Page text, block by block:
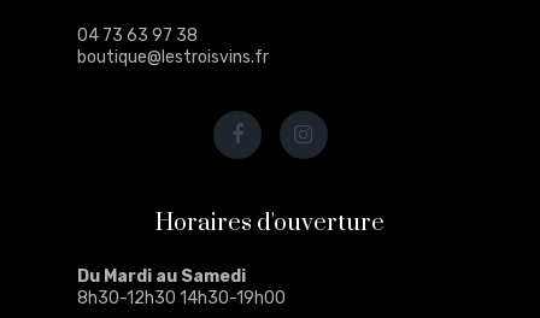
04 73 63 97 38
boutique@lestroisvins.fr
Horaires d'ouverture
Du Mardi au Samedi
8h30-12h30 14h30-19h00